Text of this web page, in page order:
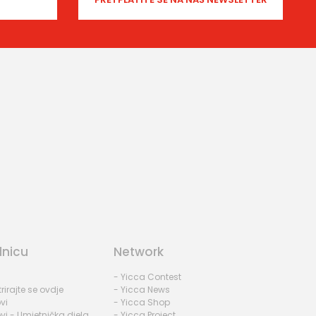
se ovdje
Network
- Yicca Contest
- Yicca News
- Yicca Shop